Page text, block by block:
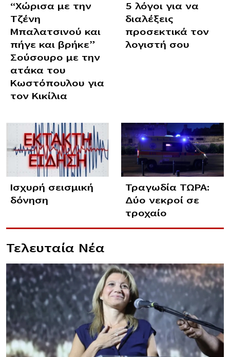
“Χώρισα με την
Τζένη
Μπαλατσινού και
πήγε και βρήκε”
Σούσουρο με την
ατάκα του
Κωστόπουλου για
τον Κικίλια
5 λόγοι για να
διαλέξεις
προσεκτικά τον
λογιστή σου
Ισχυρή σεισμική
δόνηση
Τραγωδία ΤΩΡΑ:
Δύο νεκροί σε
τροχαίο
Τελευταία Νέα